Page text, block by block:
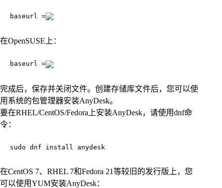
baseurl =
在OpenSUSE上：
baseurl =
完成后，保存并关闭文件。创建存储库文件后，您可以使
用系统的包管理器安装AnyDesk。
要在RHEL/CentOS/Fedora上安装AnyDesk，请使用dnf命
令：
sudo dnf install anydesk
在CentOS 7、RHEL 7和Fedora 21等较旧的发行版上，您
可以使用YUM安装AnyDesk：